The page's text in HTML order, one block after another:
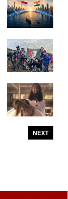
NEXT